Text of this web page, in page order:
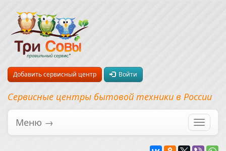
Добавить сервисный центр Войти
Сервисные центры бытовой техники в России
Меню →